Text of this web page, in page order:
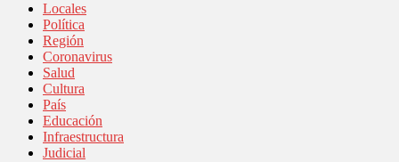
Locales
Política
Región
Coronavirus
Salud
Cultura
País
Educación
Infraestructura
Judicial